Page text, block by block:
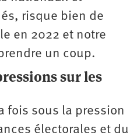
risque bien de
en 2022 et notre
un coup.
sur les
fois sous la pression
électorales et du